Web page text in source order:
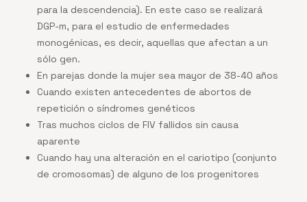
para la descendencia). En este caso se realizará
DGP-m, para el estudio de enfermedades
monogénicas, es decir, aquellas que afectan a un
sólo gen.
En parejas donde la mujer sea mayor de 38-40 años
Cuando existen antecedentes de abortos de
repetición o síndromes genéticos
Tras muchos ciclos de FIV fallidos sin causa
aparente
Cuando hay una alteración en el cariotipo (conjunto
de cromosomas) de alguno de los progenitores